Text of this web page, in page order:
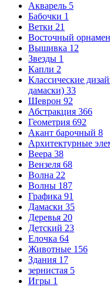
Акварель 5
Бабочки 1
Ветки 21
Восточный
Вышивка 12
Звезды 1
Капли 2
Классические
дамаски) 33
Шеврон 92
Абстракция 366
Геометрия 692
Акант барочный 8
Архитектурные
Веера 38
Вензеля 68
Волна 22
Волны 187
Графика 91
Дамаски 35
Деревья 20
Детский 23
Елочка 64
Животные 156
Здания 17
зернистая 5
Игры 1